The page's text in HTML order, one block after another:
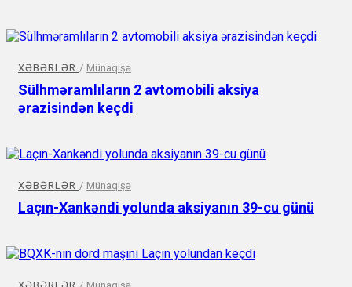
XƏBƏRLƏR / Münaqişə
Sülhməramlıların 2 avtomobili aksiya
ərazisindən keçdi
XƏBƏRLƏR / Münaqişə
Laçın-Xankəndi yolunda aksiyanın 39-cu günü